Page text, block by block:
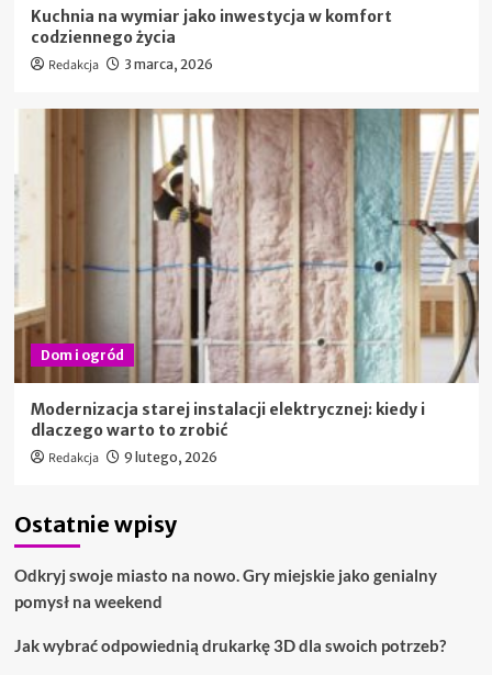
Kuchnia na wymiar jako inwestycja w komfort
codziennego życia
Redakcja 3 marca, 2026
Dom i ogród
Modernizacja starej instalacji elektrycznej: kiedy i
dlaczego warto to zrobić
Redakcja 9 lutego, 2026
Ostatnie wpisy
Odkryj swoje miasto na nowo. Gry miejskie jako genialny
pomysł na weekend
Jak wybrać odpowiednią drukarkę 3D dla swoich potrzeb?